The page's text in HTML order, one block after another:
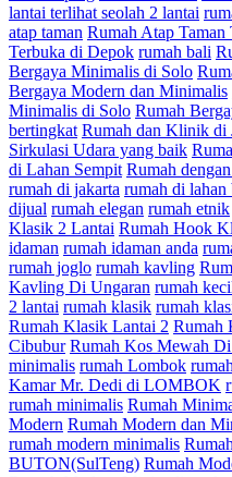
lantai terlihat seolah 2 lantai
atap taman Rumah Atap Taman
Terbuka di Depok rumah bali
Bergaya Minimalis di Solo
Bergaya Modern dan Minimalis
Minimalis di Solo Rumah
bertingkat Rumah dan Klinik di
Sirkulasi Udara yang baik
di Lahan Sempit Rumah
rumah di jakarta rumah di lahan
dijual rumah elegan rumah etnik
Klasik 2 Lantai Rumah Hook
idaman rumah idaman anda
rumah joglo rumah kavling
Kavling Di Ungaran rumah
2 lantai rumah klasik rumah
Rumah Klasik Lantai 2 Rumah
Cibubur Rumah Kos Mewah Di
minimalis rumah Lombok
Kamar Mr. Dedi di LOMBOK
rumah minimalis Rumah
Modern Rumah Modern dan
rumah modern minimalis
BUTON(SulTeng) Rumah